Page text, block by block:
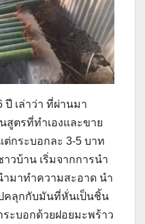
ปี เล่าว่า ที่ผ่านมา
สูตรที่ทำเองและขาย
กระบอกละ 3-5 บาท
วบ้าน เริ่มจากการนำ
มาทำความสะอาด นำ
คลุกกับมันที่หั่นเป็นชิ้น
ระบอกด้วยฝอยมะพร้าว